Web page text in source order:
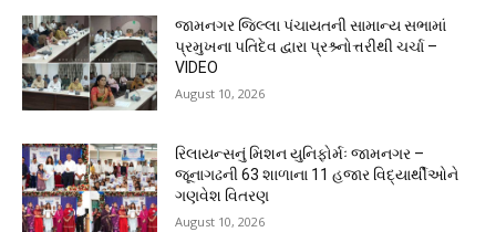
જામનગર જિલ્લા પંચાયતની સામાન્ય સભામાં
પ્રમુખના પતિદેવ દ્વારા પ્રશ્ર્નોત્તરીથી ચર્ચા –
VIDEO
August 10, 2026
રિલાયન્સનું મિશન યુનિફોર્મઃ જામનગર –
જૂનાગઢની 63 શાળાના 11 હજાર વિદ્યાર્થીઓને
ગણવેશ વિતરણ
August 10, 2026